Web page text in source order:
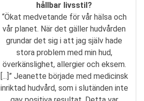
hållbar livsstil?
“Ökat medvetande för vår hälsa och
vår planet. När det gäller hudvården
grundar det sig i att jag själv hade
stora problem med min hud,
överkänslighet, allergier och eksem.
[...]” Jeanette började med medicinsk
inriktad hudvård, som i slutänden inte